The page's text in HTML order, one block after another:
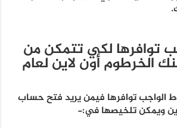
توافرها لكي تتمكن من
الخرطوم أون لاين لعام
الواجب توافرها فيمن يريد فتح حساب
ويمكن تلخيصها في:-